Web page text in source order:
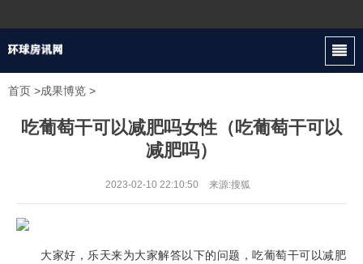
首页 >成果博览 >
吃葡萄干可以减肥吗女性（吃葡萄干可以
减肥吗）
2023-02-10 22:10:50 来源:搜狐
大家好，乐天来为大家解答以下的问题，吃葡萄干可以减肥